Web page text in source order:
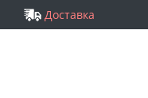
Доставка